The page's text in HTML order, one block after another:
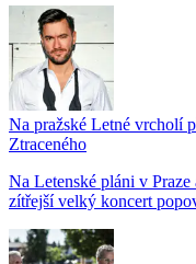
Na pražské Letné vrcholí
Ztraceného
Na Letenské pláni v
zítřejší velký koncert